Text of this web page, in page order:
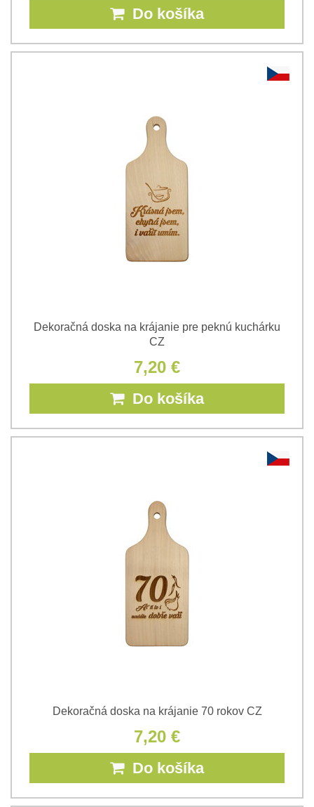
Do košíka
Dekoračná doska na krájanie pre peknú kuchárku
CZ
7,20 €
Do košíka
Dekoračná doska na krájanie 70 rokov CZ
7,20 €
Do košíka